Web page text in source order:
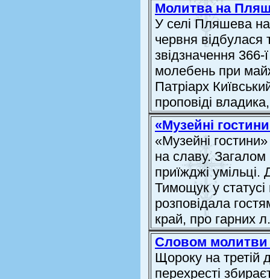
Молитва на
У селі Пляшева
червня відбулася
звідзначення 366-
молебень при
Патріарх
проповіді
«Музейні
«Музейні
на славу. Загалом
приїжджі
Тимощук у
розповідала
край, про гарних
Словом молитви
Щороку на третій
перехресті